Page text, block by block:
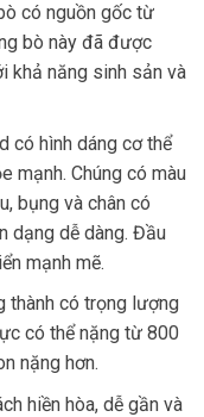
có nguồn gốc từ
bò này đã được
khả năng sinh sản và
có hình dáng cơ thể
mạnh. Chúng có màu
bụng và chân có
dạng dễ dàng. Đầu
mạnh mẽ.
thành có trọng lượng
có thể nặng từ 800
nặng hơn.
hiền hòa, dễ gần và